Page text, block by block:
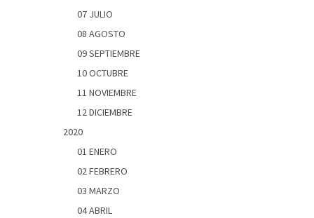
07 JULIO
08 AGOSTO
09 SEPTIEMBRE
10 OCTUBRE
11 NOVIEMBRE
12 DICIEMBRE
2020
01 ENERO
02 FEBRERO
03 MARZO
04 ABRIL